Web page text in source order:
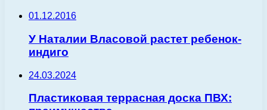
01.12.2016
У Наталии Власовой растет ребенок-
индиго
24.03.2024
Пластиковая террасная доска ПВХ: